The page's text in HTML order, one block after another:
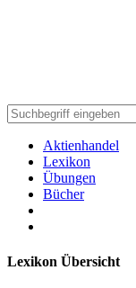
Aktienhandel
Lexikon
Übungen
Bücher
Lexikon Übersicht